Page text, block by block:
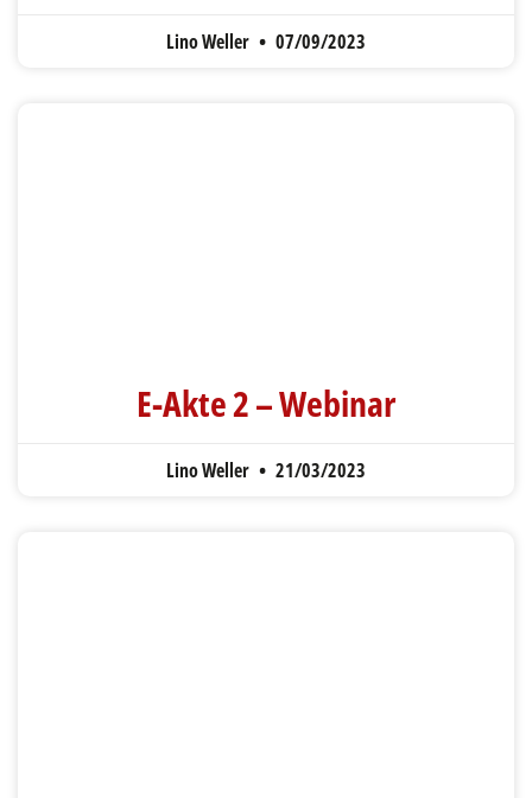
Lino Weller 07/09/2023
E-Akte 2 – Webinar
Lino Weller 21/03/2023